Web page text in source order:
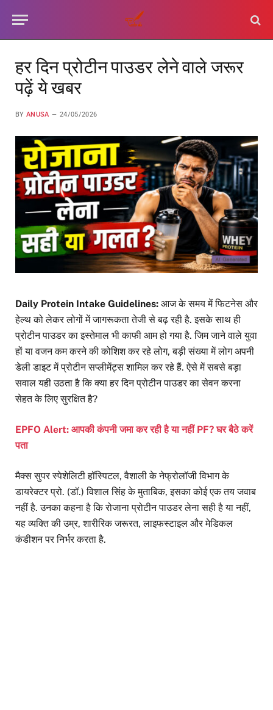
हर दिन प्रोटीन पाउडर लेने वाले जरूर
पढ़ें ये खबर
BY ANUSA 24/05/2026
Daily Protein Intake Guidelines: आज के समय में फिटनेस और
हेल्थ को लेकर लोगों में जागरूकता तेजी से बढ़ रही है. इसके साथ ही
प्रोटीन पाउडर का इस्तेमाल भी काफी आम हो गया है. जिम जाने वाले युवा
हों या वजन कम करने की कोशिश कर रहे लोग, बड़ी संख्या में लोग अपनी
डेली डाइट में प्रोटीन सप्लीमेंट्स शामिल कर रहे हैं. ऐसे में सबसे बड़ा
सवाल यही उठता है कि क्या हर दिन प्रोटीन पाउडर का सेवन करना
सेहत के लिए सुरक्षित है?
EPFO Alert: आपकी कंपनी जमा कर रही है या नहीं PF? घर बैठे करें
पता
मैक्स सुपर स्पेशेलिटी हॉस्पिटल, वैशाली के नेफ्रोलॉजी विभाग के
डायरेक्टर प्रो. (डॉ.) विशाल सिंह के मुताबिक, इसका कोई एक तय जवाब
नहीं है. उनका कहना है कि रोजाना प्रोटीन पाउडर लेना सही है या नहीं,
यह व्यक्ति की उम्र, शारीरिक जरूरत, लाइफस्टाइल और मेडिकल
कंडीशन पर निर्भर करता है.